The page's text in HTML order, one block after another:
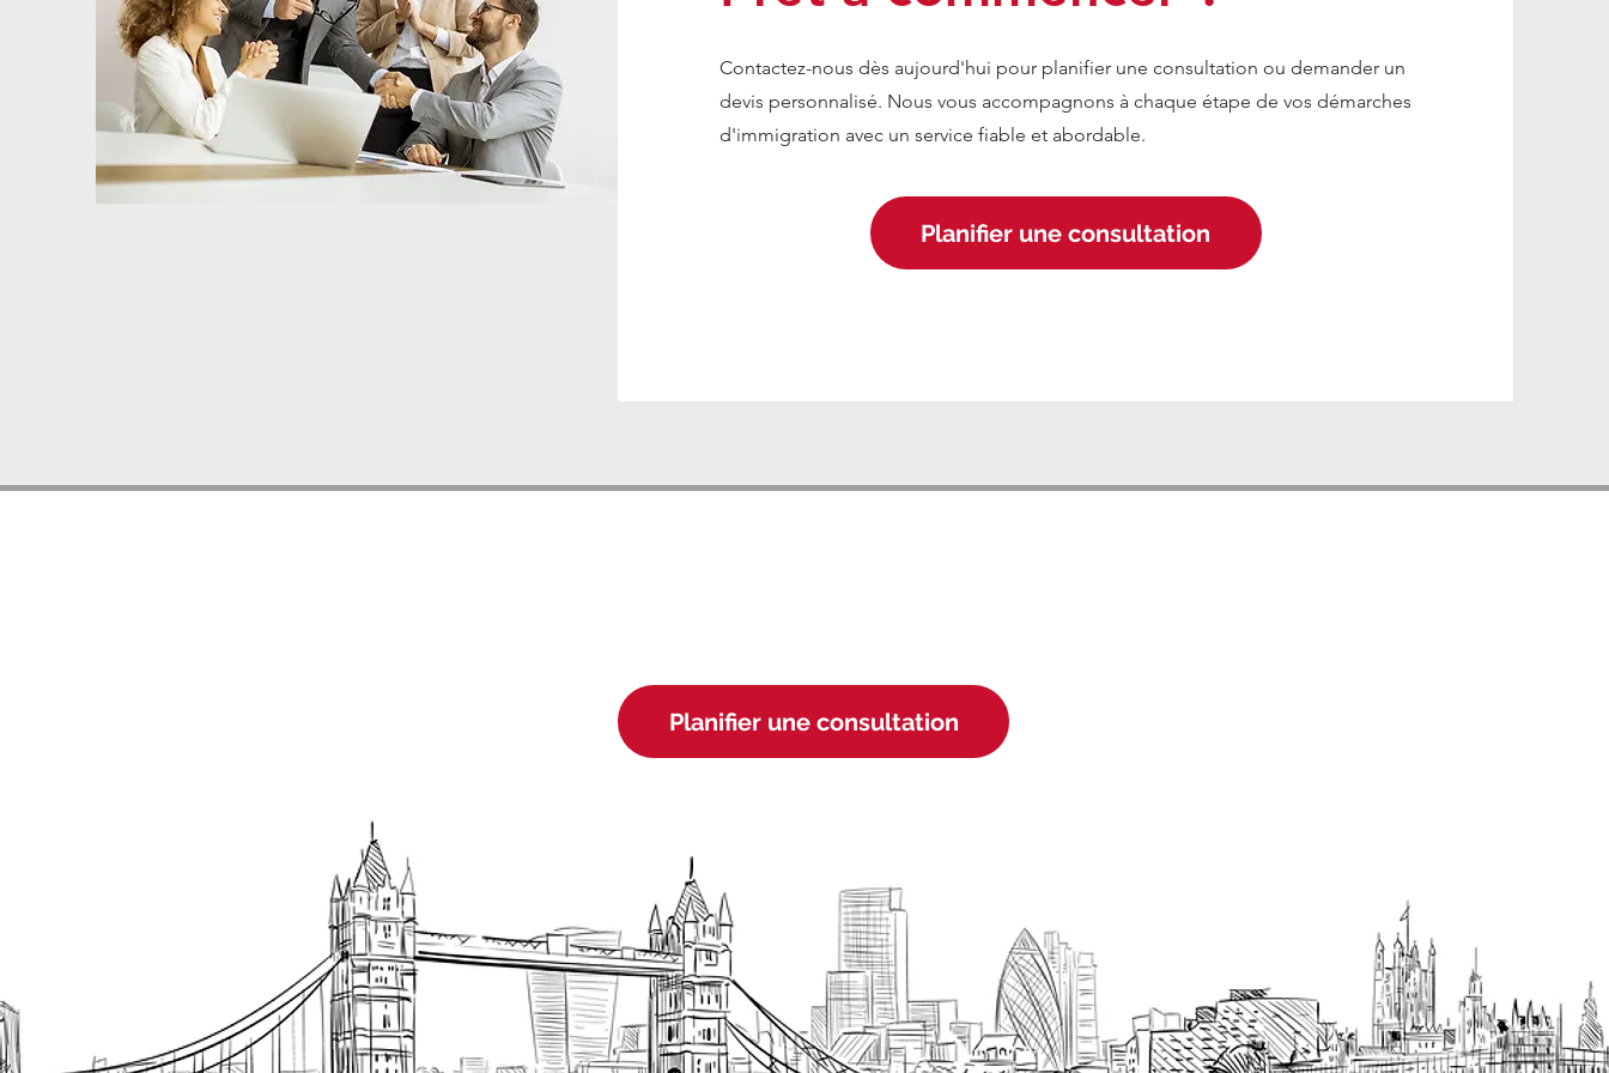
Contactez-nous dès aujourd'hui pour planifier une consultation ou demander un
devis personnalisé. Nous vous accompagnons à chaque étape de vos démarches
d'immigration avec un service fiable et abordable.
Planifier une consultation
Planifier une consultation